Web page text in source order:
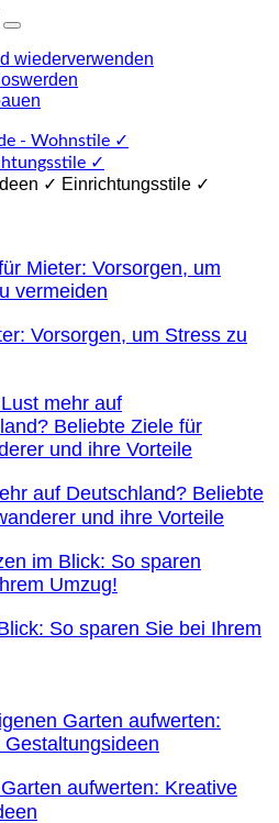
wiederverwenden
✓ Einrichtungsstile ✓
Vorsorgen, um Stress zu
auf Deutschland? Beliebte
und ihre Vorteile
So sparen Sie bei Ihrem
aufwerten: Kreative